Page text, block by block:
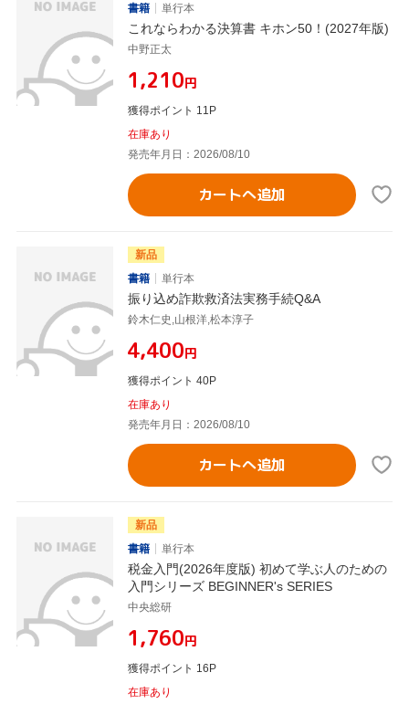
書籍
単行本
これならわかる決算書 キホン50！(2027年版)
中野正太
¥1,210円
獲得ポイント 11P
在庫あり
発売年月日：2026/08/10
カートへ追加
新品
書籍
単行本
振り込め詐欺救済法実務手続Q&A
鈴木仁史,山根洋,松本淳子
¥4,400円
獲得ポイント 40P
在庫あり
発売年月日：2026/08/10
カートへ追加
新品
書籍
単行本
税金入門(2026年度版) 初めて学ぶ人のための
入門シリーズ BEGINNER's SERIES
中央総研
¥1,760円
獲得ポイント 16P
在庫あり